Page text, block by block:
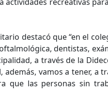
destacó que “en el
dentistas,
a través de la
vamos a tener, a
que las personas sin